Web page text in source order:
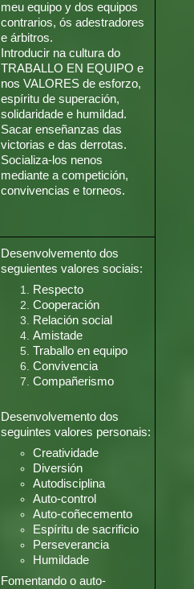
meu equipo y dos equipos
contrarios, ós adestradores
e árbitros.
Introducir na cultura do
TRABALLO EN EQUIPO e
nos VALORES de esforzo,
espíritu de superación,
solidaridade e humildad.
Sacar enseñanzas das
victorias e das derrotas.
Socializa-los nenos
mediante a competición,
convivencias e torneos.
Desenvolvemento dos
seguientes valores sociais:
Respecto
Cooperación
Relación social
Amistade
Traballo en equipo
Convivencia
Compañerismo
Desenvolvemento dos
seguintes valores personais:
Creatividade
Diversión
Autodisciplina
Auto-control
Auto-coñecemento
Espíritu de sacrificio
Perseverancia
Humildade
Fomentando o auto-